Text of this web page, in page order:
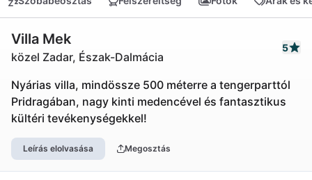
Villa Mek
közel Zadar, Észak-Dalmácia
5
Nyárias villa, mindössze 500 méterre a tengerparttól
Pridragában, nagy kinti medencével és fantasztikus
kültéri tevékenységekkel!
Leírás elolvasása Megosztás